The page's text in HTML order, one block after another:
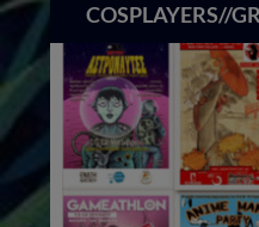
COSPLAYERS//